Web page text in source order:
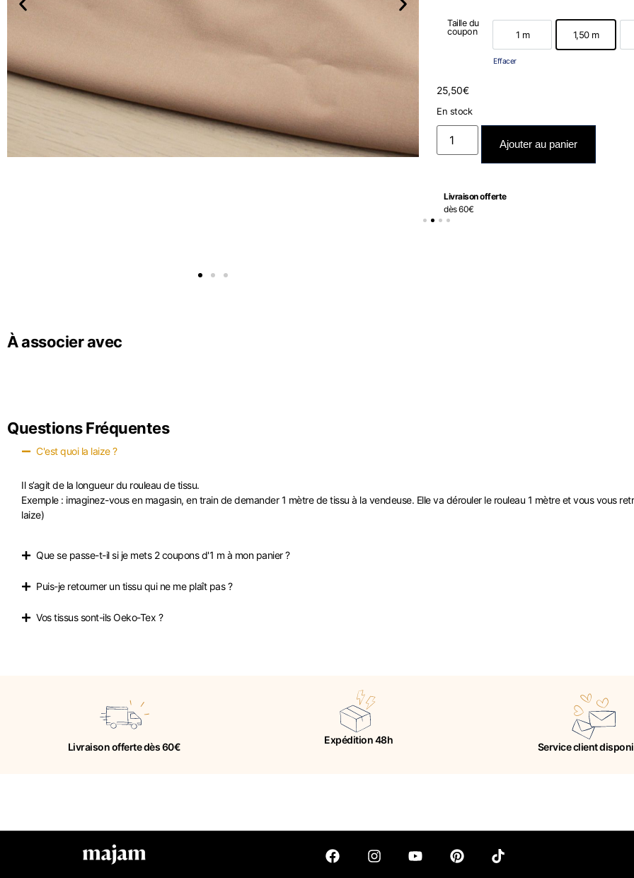
Taille du
coupon
1 m 1,50 m
Effacer
25,50€
En stock
Ajouter au panier
À associer avec
Questions Fréquentes
C'est quoi la laize ?
Il s’agit de la longueur du rouleau de tissu.
Exemple : imaginez-vous en magasin, en train de demander 1 mètre de tissu à la vendeuse. Elle va dérouler le rouleau 1 mètre et vous vous
laize)
Que se passe-t-il si je mets 2 coupons d'1 m à mon panier ?
Puis-je retourner un tissu qui ne me plaît pas ?
Vos tissus sont-ils Oeko-Tex ?
Livraison offerte dès 60€
Expédition 48h
Service client